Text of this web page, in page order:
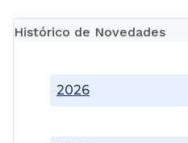
Histórico de Novedades
2026